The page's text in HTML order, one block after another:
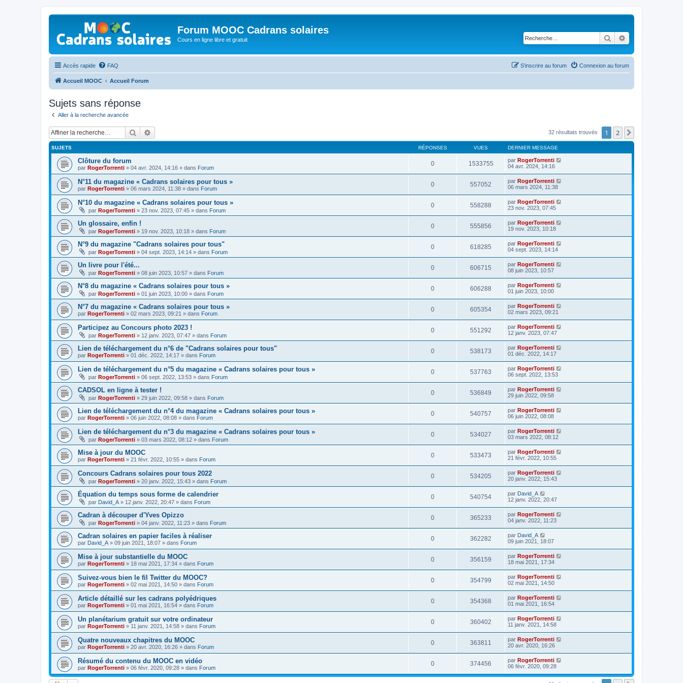
Forum MOOC Cadrans solaires
Cours en ligne libre et gratuit Rechercher
Accès rapide FAQ Connexion au forum
S’inscrire au forum
Accueil MOOC Accueil Forum
Sujets sans réponse
Aller à la recherche avancée
Rechercher 32 résultats trouvés 1 2
SUJETS RÉPONSES VUES DERNIER MESSAGE
Clôture du forum
par RogerTorrenti » 04 avr. 2024, 14:16 » dans Forum
0 1533755 par RogerTorrenti
04 avr. 2024, 14:16
N°11 du magazine « Cadrans solaires pour tous »
par RogerTorrenti » 06 mars 2024, 11:38 » dans Forum
0 557052 par RogerTorrenti
06 mars 2024, 11:38
N°10 du magazine « Cadrans solaires pour tous »
par RogerTorrenti » 23 nov. 2023, 07:45 » dans Forum
0 558288 par RogerTorrenti
23 nov. 2023, 07:45
Un glossaire, enfin !
par RogerTorrenti » 19 nov. 2023, 10:18 » dans Forum
0 555856 par RogerTorrenti
19 nov. 2023, 10:18
N°9 du magazine "Cadrans solaires pour tous"
par RogerTorrenti » 04 sept. 2023, 14:14 » dans Forum
0 618285 par RogerTorrenti
04 sept. 2023, 14:14
Un livre pour l'été...
par RogerTorrenti » 08 juin 2023, 10:57 » dans Forum
0 606715 par RogerTorrenti
08 juin 2023, 10:57
N°8 du magazine « Cadrans solaires pour tous »
par RogerTorrenti » 01 juin 2023, 10:00 » dans Forum
0 606288 par RogerTorrenti
01 juin 2023, 10:00
N°7 du magazine « Cadrans solaires pour tous »
par RogerTorrenti » 02 mars 2023, 09:21 » dans Forum
0 605354 par RogerTorrenti
02 mars 2023, 09:21
Participez au Concours photo 2023 !
par RogerTorrenti » 12 janv. 2023, 07:47 » dans Forum
0 551292 par RogerTorrenti
12 janv. 2023, 07:47
Lien de téléchargement du n°6 de "Cadrans solaires pour tous"
par RogerTorrenti » 01 déc. 2022, 14:17 » dans Forum
0 538173 par RogerTorrenti
01 déc. 2022, 14:17
Lien de téléchargement du n°5 du magazine « Cadrans solaires pour tous »
par RogerTorrenti » 06 sept. 2022, 13:53 » dans Forum
0 537763 par RogerTorrenti
06 sept. 2022, 13:53
CADSOL en ligne à tester !
par RogerTorrenti » 29 juin 2022, 09:58 » dans Forum
0 536849 par RogerTorrenti
29 juin 2022, 09:58
Lien de téléchargement du n°4 du magazine « Cadrans solaires pour tous »
par RogerTorrenti » 06 juin 2022, 08:08 » dans Forum
0 540757 par RogerTorrenti
06 juin 2022, 08:08
Lien de téléchargement du n°3 du magazine « Cadrans solaires pour tous »
par RogerTorrenti » 03 mars 2022, 08:12 » dans Forum
0 534027 par RogerTorrenti
03 mars 2022, 08:12
Mise à jour du MOOC
par RogerTorrenti » 21 févr. 2022, 10:55 » dans Forum
0 533473 par RogerTorrenti
21 févr. 2022, 10:55
Concours Cadrans solaires pour tous 2022
par RogerTorrenti » 20 janv. 2022, 15:43 » dans Forum
0 534205 par RogerTorrenti
20 janv. 2022, 15:43
Équation du temps sous forme de calendrier
par David_A » 12 janv. 2022, 20:47 » dans Forum
0 540754 par David_A
12 janv. 2022, 20:47
Cadran à découper d'Yves Opizzo
par RogerTorrenti » 04 janv. 2022, 11:23 » dans Forum
0 365233 par RogerTorrenti
04 janv. 2022, 11:23
Cadran solaires en papier faciles à réaliser
par David_A » 09 juin 2021, 18:07 » dans Forum
0 362282 par David_A
09 juin 2021, 18:07
Mise à jour substantielle du MOOC
par RogerTorrenti » 18 mai 2021, 17:34 » dans Forum
0 356159 par RogerTorrenti
18 mai 2021, 17:34
Suivez-vous bien le fil Twitter du MOOC?
par RogerTorrenti » 02 mai 2021, 14:50 » dans Forum
0 354799 par RogerTorrenti
02 mai 2021, 14:50
Article détaillé sur les cadrans polyédriques
par RogerTorrenti » 01 mai 2021, 16:54 » dans Forum
0 354368 par RogerTorrenti
01 mai 2021, 16:54
Un planétarium gratuit sur votre ordinateur
par RogerTorrenti » 11 janv. 2021, 14:58 » dans Forum
0 360402 par RogerTorrenti
11 janv. 2021, 14:58
Quatre nouveaux chapitres du MOOC
par RogerTorrenti » 20 avr. 2020, 16:26 » dans Forum
0 363811 par RogerTorrenti
20 avr. 2020, 16:26
Résumé du contenu du MOOC en vidéo
par RogerTorrenti » 06 févr. 2020, 09:28 » dans Forum
0 374456 par RogerTorrenti
06 févr. 2020, 09:28